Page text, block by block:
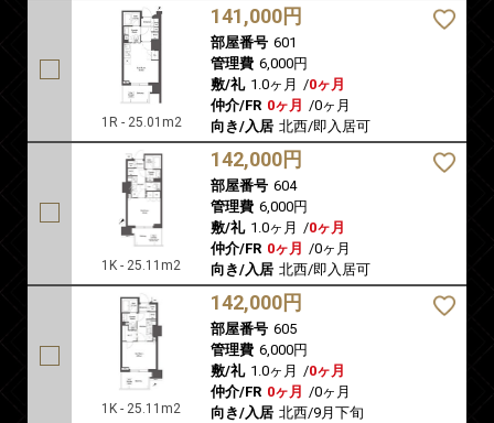
1R - 25.01m2
141,000円
部屋番号 601
管理費 6,000円
敷/礼 1.0ヶ月 /0ヶ月
仲介/FR 0ヶ月 /0ヶ月
向き/入居 北西/即入居可
1K - 25.11m2
142,000円
部屋番号 604
管理費 6,000円
敷/礼 1.0ヶ月 /0ヶ月
仲介/FR 0ヶ月 /0ヶ月
向き/入居 北西/即入居可
1K - 25.11m2
142,000円
部屋番号 605
管理費 6,000円
敷/礼 1.0ヶ月 /0ヶ月
仲介/FR 0ヶ月 /0ヶ月
向き/入居 北西/9月下旬